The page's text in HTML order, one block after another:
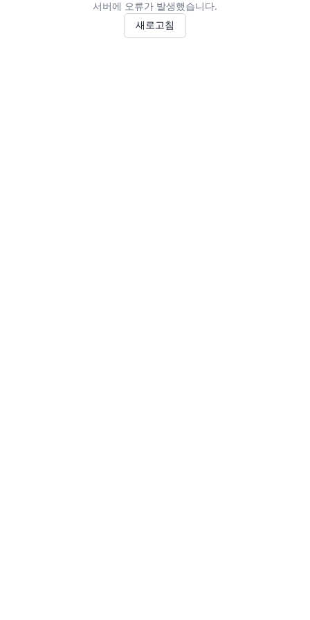
서버에 오류가 발생했습니다.
새로고침